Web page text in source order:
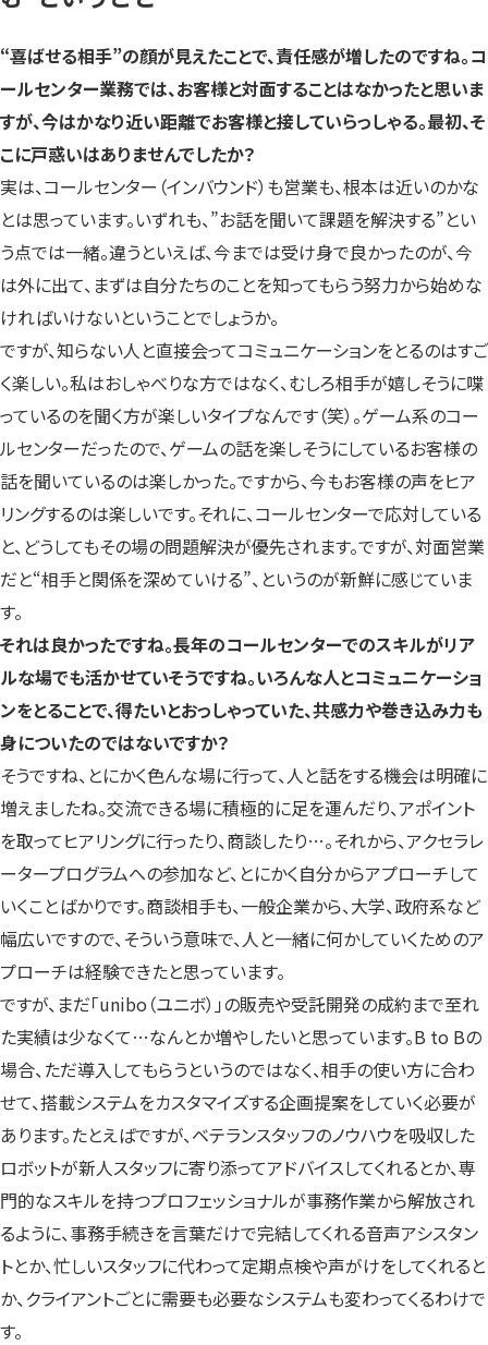
“喜ばせる相手”の顔が見えたことで、責任感が増したのですね。コ
ールセンター業務では、お客様と対面することはなかったと思いま
すが、今はかなり近い距離でお客様と接していらっしゃる。最初、そ
こに戸惑いはありませんでしたか？
実は、コールセンター（インバウンド）も営業も、根本は近いのかな
とは思っています。いずれも、”お話を聞いて課題を解決する”とい
う点では一緒。違うといえば、今までは受け身で良かったのが、今
は外に出て、まずは自分たちのことを知ってもらう努力から始めな
ければいけないということでしょうか。
ですが、知らない人と直接会ってコミュニケーションをとるのはすご
く楽しい。私はおしゃべりな方ではなく、むしろ相手が嬉しそうに喋
っているのを聞く方が楽しいタイプなんです（笑）。ゲーム系のコー
ルセンターだったので、ゲームの話を楽しそうにしているお客様の
話を聞いているのは楽しかった。ですから、今もお客様の声をヒア
リングするのは楽しいです。それに、コールセンターで応対している
と、どうしてもその場の問題解決が優先されます。ですが、対面営業
だと“相手と関係を深めていける”、というのが新鮮に感じていま
す。
それは良かったですね。長年のコールセンターでのスキルがリア
ルな場でも活かせていそうですね。いろんな人とコミュニケーショ
ンをとることで、得たいとおっしゃっていた、共感力や巻き込み力も
身についたのではないですか？
そうですね、とにかく色んな場に行って、人と話をする機会は明確に
増えましたね。交流できる場に積極的に足を運んだり、アポイント
を取ってヒアリングに行ったり、商談したり…。それから、アクセラレ
ータープログラムへの参加など、とにかく自分からアプローチして
いくことばかりです。商談相手も、一般企業から、大学、政府系など
幅広いですので、そういう意味で、人と一緒に何かしていくためのア
プローチは経験できたと思っています。
ですが、まだ「unibo（ユニボ）」の販売や受託開発の成約まで至れ
た実績は少なくて…なんとか増やしたいと思っています。B to Bの
場合、ただ導入してもらうというのではなく、相手の使い方に合わ
せて、搭載システムをカスタマイズする企画提案をしていく必要が
あります。たとえばですが、ベテランスタッフのノウハウを吸収した
ロボットが新人スタッフに寄り添ってアドバイスしてくれるとか、専
門的なスキルを持つプロフェッショナルが事務作業から解放され
るように、事務手続きを言葉だけで完結してくれる音声アシスタン
トとか、忙しいスタッフに代わって定期点検や声がけをしてくれると
か、クライアントごとに需要も必要なシステムも変わってくるわけで
す。